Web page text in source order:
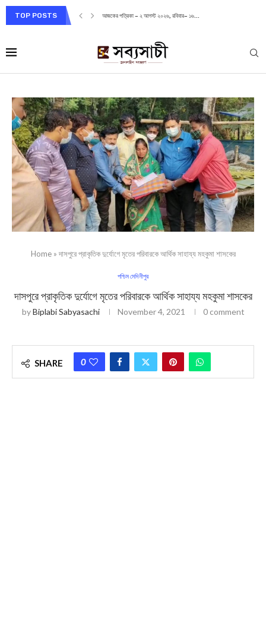
TOP POSTS আজকের পত্রিকা – ২ আগস্ট ২০২৬, রবিবার– ১৬...
Home» দাসপুরে প্রাকৃতিক দুর্যোগে মৃতের পরিবারকে আর্থিক সাহায্য মহকুমা শাসকের
পশ্চিম মেদিনীপুর
দাসপুরে প্রাকৃতিক দুর্যোগে মৃতের পরিবারকে আর্থিক সাহায্য মহকুমা শাসকের
byBiplabi Sabyasachi November 4, 2021 0 comment
SHARE 0